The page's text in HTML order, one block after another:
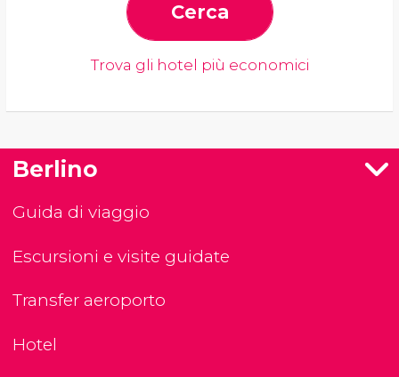
Cerca
Trova gli hotel più economici
Berlino
Guida di viaggio
Escursioni e visite guidate
Transfer aeroporto
Hotel